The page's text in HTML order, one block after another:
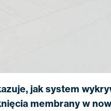
jak system
membrany w